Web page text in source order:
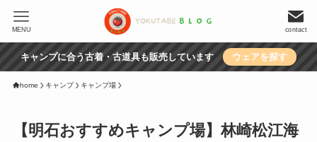
contact
MENU
キャンプに合う古着・古道具も販売しています ウェアを探す
home キャンプ キャンプ場
【明石おすすめキャンプ場】林崎松江海